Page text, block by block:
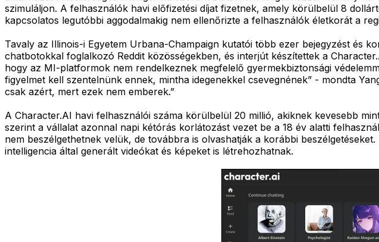
szimuláljon. A felhasználók havi előfizetési díjat fizetnek, amely körülbelül 8
kapcsolatos legutóbbi aggodalmakig nem ellenőrizte a felhasználók életkorát a
Tavaly az Illinois-i Egyetem Urbana-Champaign kutatói több ezer bejegyzést és
chatbotokkal foglalkozó Reddit közösségekben, és interjút készítettek a
hogy az MI-platformok nem rendelkeznek megfelelő gyermekbiztonsági
figyelmet kell szentelnünk ennek, mintha idegenekkel csevegnének” - mondta
csak azért, mert ezek nem emberek.”
A Character.AI havi felhasználói száma körülbelül 20 millió, akiknek kevesebb
szerint a vállalat azonnal napi kétórás korlátozást vezet be a 18 év alatti
nem beszélgethetnek velük, de továbbra is olvashatják a korábbi
intelligencia által generált videókat és képeket is létrehozhatnak.